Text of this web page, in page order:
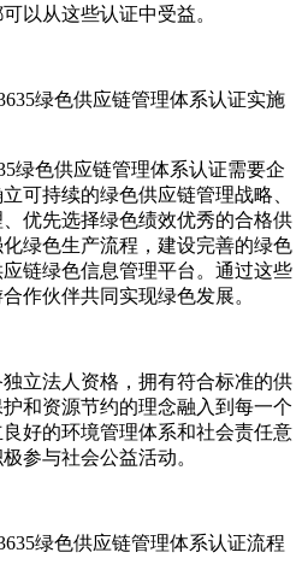
以从这些认证中受益。
绿色供应链管理体系认证实施
绿色供应链管理体系认证需要企
可持续的绿色供应链管理战略、
优先选择绿色绩效优秀的合格供
绿色生产流程，建设完善的绿色
链绿色信息管理平台。通过这些
作伙伴共同实现绿色发展。
立法人资格，拥有符合标准的供
和资源节约的理念融入到每一个
好的环境管理体系和社会责任意
参与社会公益活动。
绿色供应链管理体系认证流程